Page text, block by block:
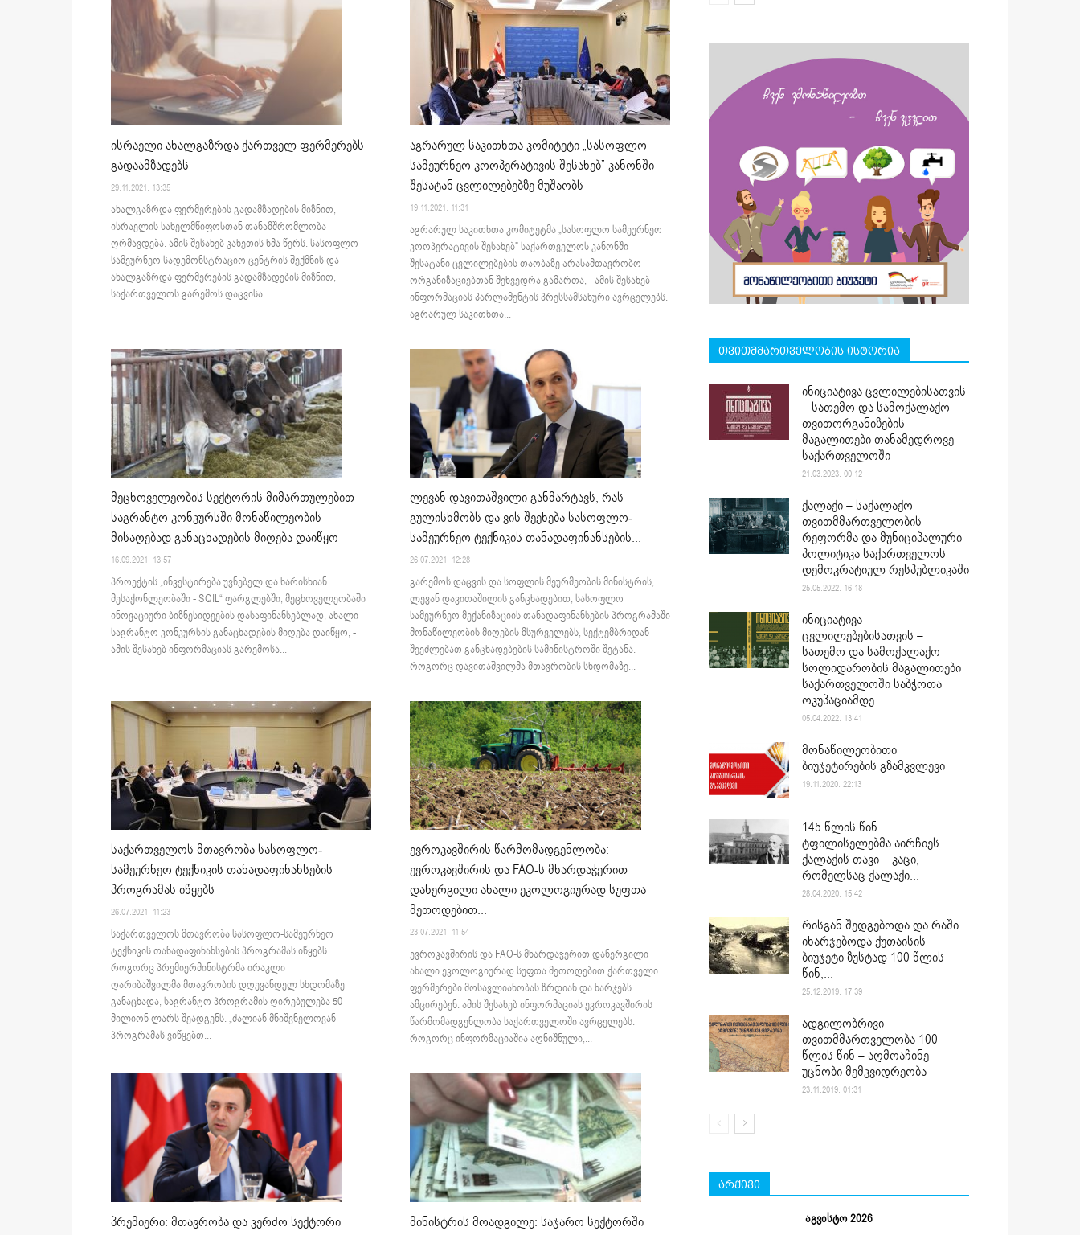
ისრაელი ახალგაზრდა ქართველ ფერმერებს
გადაამზადებს
29.11.2021. 13:35
ახალგაზრდა ფერმერების გადამზადების მიზნით,
ისრაელის სახელმწიფოსთან თანამშრომლობა
ღრმავდება. ამის შესახებ კახეთის ხმა წერს. სასოფლო-
სამეურნეო სადემონსტრაციო ცენტრის შექმნის და
ახალგაზრდა ფერმერების გადამზადების მიზნით,
საქართველოს გარემოს დაცვისა...
აგრარულ საკითხთა კომიტეტი „სასოფლო
სამეურნეო კოოპერატივის შესახებ” კანონში
შესატან ცვლილებებზე მუშაობს
19.11.2021. 11:31
აგრარულ საკითხთა კომიტეტმა „სასოფლო სამეურნეო
კოოპერატივის შესახებ" საქართველოს კანონში
შესატანი ცვლილებების თაობაზე არასამთავრობო
ორგანიზაციებთან შეხვედრა გამართა, - ამის შესახებ
ინფორმაციას პარლამენტის პრესსამსახური ავრცელებს.
აგრარულ საკითხთა...
მეცხოველეობის სექტორის მიმართულებით
საგრანტო კონკურსში მონაწილეობის
მისაღებად განაცხადების მიღება დაიწყო
16.09.2021. 13:57
პროექტის „ინვესტირება უვნებელ და ხარისხიან
მესაქონლეობაში - SQIL“ ფარგლებში, მეცხოველეობაში
ინოვაციური ბიზნესიდეების დასაფინანსებლად, ახალი
საგრანტო კონკურსის განაცხადების მიღება დაიწყო, -
ამის შესახებ ინფორმაციას გარემოსა...
ლევან დავითაშვილი განმარტავს, რას
გულისხმობს და ვის შეეხება სასოფლო-
სამეურნეო ტექნიკის თანადაფინანსების...
26.07.2021. 12:28
გარემოს დაცვის და სოფლის მეურმეობის მინისტრის,
ლევან დავითაშილის განცხადებით, სასოფლო
სამეურნეო მექანიზაციის თანადაფინანსების პროგრამაში
მონაწილეობის მიღების მსურველებს, სექტემბრიდან
შეეძლებათ განცხადებების სამინისტროში შეტანა.
როგორც დავითაშვილმა მთავრობის სხდომაზე...
საქართველოს მთავრობა სასოფლო-
სამეურნეო ტექნიკის თანადაფინანსების
პროგრამას იწყებს
26.07.2021. 11:23
საქართველოს მთავრობა სასოფლო-სამეურნეო
ტექნიკის თანადაფინანსების პროგრამას იწყებს.
როგორც პრემიერმინისტრმა ირაკლი
ღარიბაშვილმა მთავრობის დღევანდელ სხდომაზე
განაცხადა, საგრანტო პროგრამის ღირებულება 50
მილიონ ლარს შეადგენს. „ძალიან მნიშვნელოვან
პროგრამას ვიწყებთ...
ევროკავშირის წარმომადგენლობა:
ევროკავშირის და FAO-ს მხარდაჭერით
დანერგილი ახალი ეკოლოგიურად სუფთა
მეთოდებით...
23.07.2021. 11:54
ევროკავშირის და FAO-ს მხარდაჭერით დანერგილი
ახალი ეკოლოგიურად სუფთა მეთოდებით ქართველი
ფერმერები მოსავლიანობას ზრდიან და ხარჯებს
ამცირებენ. ამის შესახებ ინფორმაციას ევროკავშირის
წარმომადგენლობა საქართველოში ავრცელებს.
როგორც ინფორმაციაშია აღნიშნული,...
პრემიერი: მთავრობა და კერძო სექტორი
მინისტრის მოადგილე: საჯარო სექტორში
თვითმმართველობის ისტორია
ინიციატივა ცვლილებისათვის
– სათემო და სამოქალაქო
თვითორგანიზების
მაგალითები თანამედროვე
საქართველოში
21.03.2023. 00:12
ქალაქი – საქალაქო
თვითმმართველობის
რეფორმა და მუნიციპალური
პოლიტიკა საქართველოს
დემოკრატიულ რესპუბლიკაში
25.05.2022. 16:18
ინიციატივა
ცვლილებებისათვის –
სათემო და სამოქალაქო
სოლიდარობის მაგალითები
საქართველოში საბჭოთა
ოკუპაციამდე
05.04.2022. 13:41
მონაწილეობითი
ბიუჯეტირების გზამკვლევი
19.11.2020. 22:13
145 წლის წინ
ტფილისელებმა აირჩიეს
ქალაქის თავი – კაცი,
რომელსაც ქალაქი...
28.04.2020. 15:42
რისგან შედგებოდა და რაში
იხარჯებოდა ქუთაისის
ბიუჯეტი ზუსტად 100 წლის
წინ,...
25.12.2019. 17:39
ადგილობრივი
თვითმმართველობა 100
წლის წინ – აღმოაჩინე
უცნობი მემკვიდრეობა
23.11.2019. 01:31
არქივი
აგვისტო 2026